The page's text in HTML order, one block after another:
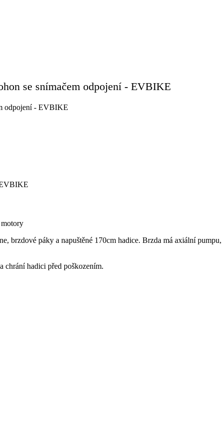
se snímačem odpojení - EVBIKE
brzdové páky a napuštěné 170cm hadice. Brzda má axiální
chrání hadici před poškozením.